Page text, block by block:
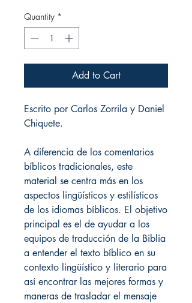
Quantity *
Add to Cart
Escrito por Carlos Zorrila y Daniel
Chiquete.
A diferencia de los comentarios
bíblicos tradicionales, este
material se centra más en los
aspectos lingüísticos y estilísticos
de los idiomas bíblicos. El objetivo
principal es el de ayudar a los
equipos de traducción de la Biblia
a entender el texto bíblico en su
contexto lingüístico y literario para
así encontrar las mejores formas y
maneras de trasladar el mensaje